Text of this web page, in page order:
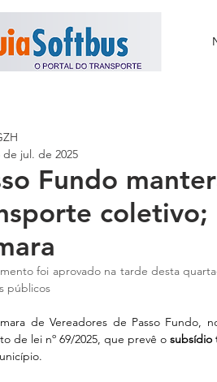
Fundo
coletivo;
de jul. de 2025
foi aprovado na tarde desta
públicos
de Vereadores de Passo Fundo,
de lei nº 69/2025, que prevê o subsídio